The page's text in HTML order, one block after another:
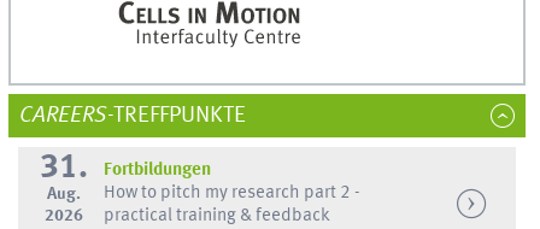
CAREERS-TREFFPUNKTE
31.
Aug.
2026
Fortbildungen
How to pitch my research part 2 -
practical training & feedback